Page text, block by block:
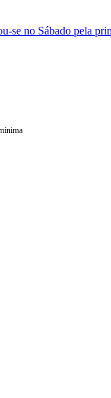
se no Sábado pela